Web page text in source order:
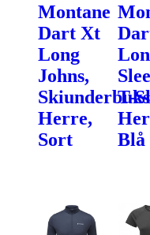
Montane
Dart Xt
Long
Johns,
Herre,
Sort
T-
Blå